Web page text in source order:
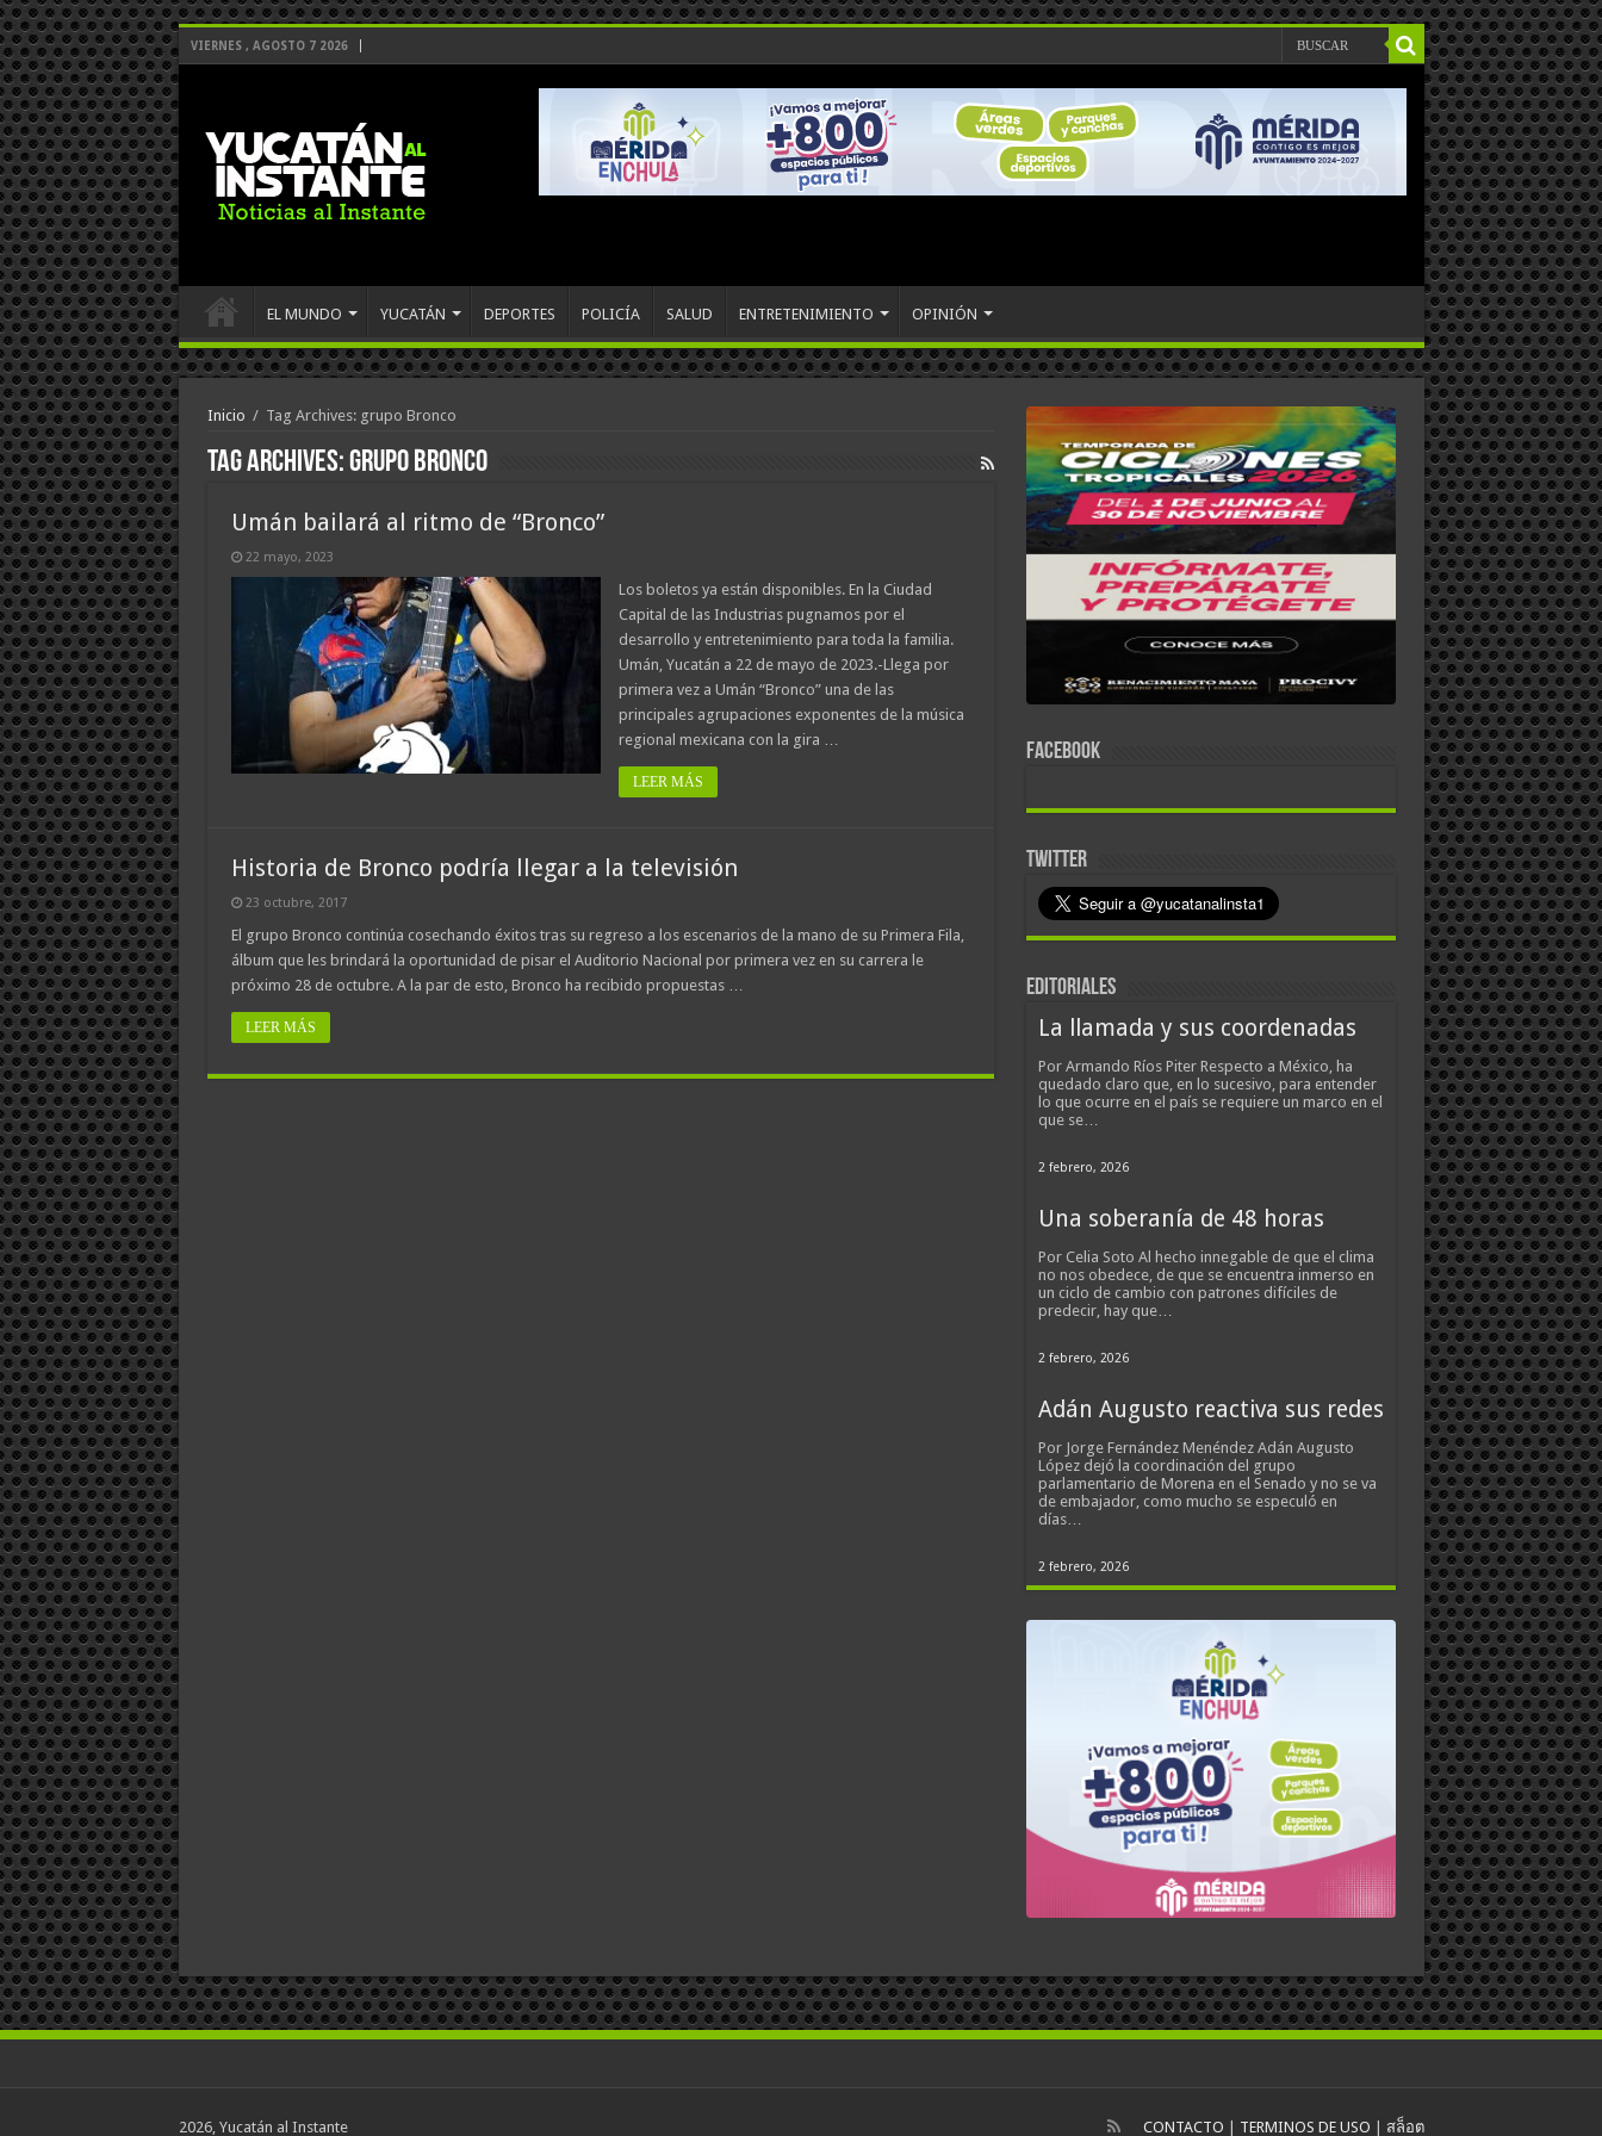
VIERNES , AGOSTO 7 2026
EL MUNDO YUCATÁN DEPORTES POLICÍA SALUD ENTRETENIMIENTO OPINIÓN
Inicio / Tag Archives: grupo Bronco
Tag Archives:grupo Bronco
Umán bailará al ritmo de “Bronco”
22 mayo, 2023
Los boletos ya están disponibles. En la Ciudad
Capital de las Industrias pugnamos por el
desarrollo y entretenimiento para toda la familia.
Umán, Yucatán a 22 de mayo de 2023.-Llega por
primera vez a Umán “Bronco” una de las
principales agrupaciones exponentes de la música
regional mexicana con la gira …
LEER MÁS
Historia de Bronco podría llegar a la televisión
23 octubre, 2017
El grupo Bronco continúa cosechando éxitos tras su regreso a los escenarios de la mano de su Primera Fila,
álbum que les brindará la oportunidad de pisar el Auditorio Nacional por primera vez en su carrera le
próximo 28 de octubre. A la par de esto, Bronco ha recibido propuestas …
LEER MÁS
FACEBOOK
TWITTER
EDITORIALES
La llamada y sus coordenadas
Por Armando Ríos Piter Respecto a México, ha
quedado claro que, en lo sucesivo, para entender
lo que ocurre en el país se requiere un marco en el
que se…
2 febrero, 2026
Una soberanía de 48 horas
Por Celia Soto Al hecho innegable de que el clima
no nos obedece, de que se encuentra inmerso en
un ciclo de cambio con patrones difíciles de
predecir, hay que…
2 febrero, 2026
Adán Augusto reactiva sus redes
Por Jorge Fernández Menéndez Adán Augusto
López dejó la coordinación del grupo
parlamentario de Morena en el Senado y no se va
de embajador, como mucho se especuló en
días…
2 febrero, 2026
CONTACTO TERMINOS DE USO สล็อต
2026, Yucatán al Instante